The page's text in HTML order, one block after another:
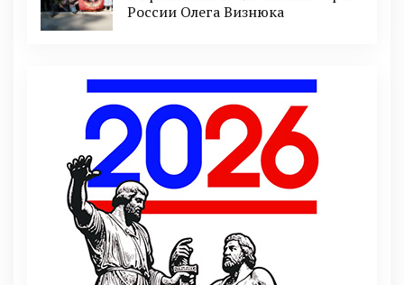
России Олега Визнюка